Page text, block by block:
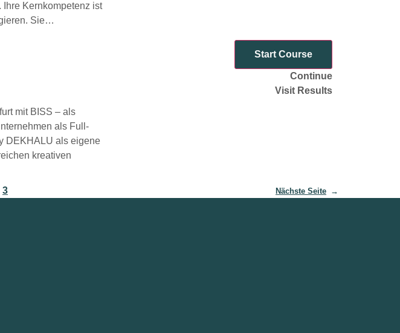
Kernkompetenz ist
Sie…
mit BISS – als
als Full-
DEKHALU als eigene
kreativen
Start Course
Continue
Visit Results
3 Nächste Seite →